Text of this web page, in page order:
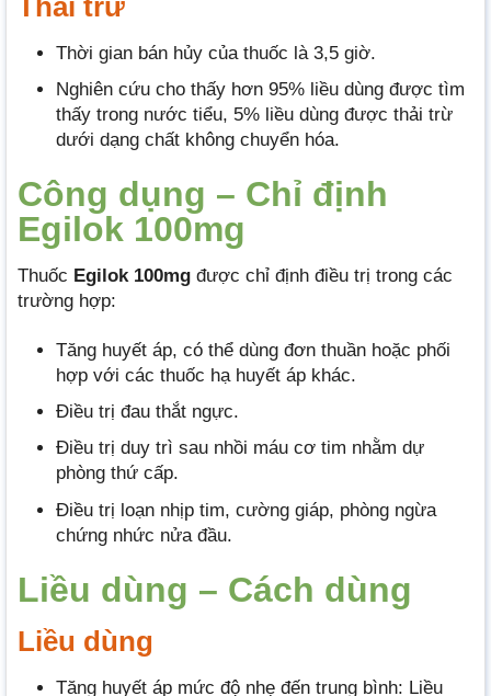
Thời gian bán hủy của thuốc là 3,5 giờ.
Nghiên cứu cho thấy hơn 95% liều dùng được tìm
thấy trong nước tiểu, 5% liều dùng được thải trừ
dưới dạng chất không chuyển hóa.
Công dụng – Chỉ định
Egilok 100mg
Thuốc Egilok 100mg được chỉ định điều trị trong các
trường hợp:
Tăng huyết áp, có thể dùng đơn thuần hoặc phối
hợp với các thuốc hạ huyết áp khác.
Điều trị đau thắt ngực.
Điều trị duy trì sau nhồi máu cơ tim nhằm dự
phòng thứ cấp.
Điều trị loạn nhịp tim, cường giáp, phòng ngừa
chứng nhức nửa đầu.
Liều dùng – Cách dùng
Liều dùng
Tăng huyết áp mức độ nhẹ đến trung bình: Liều